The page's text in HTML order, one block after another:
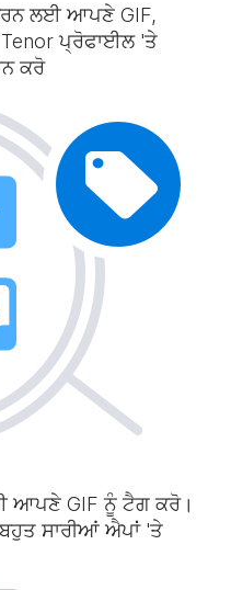
ਲਈ ਆਪਣੇ GIF,
ਪ੍ਰੋਫਾਈਲ 'ਤੇ
ਕਰੋ
ਆਪਣੇ GIF ਨੂੰ ਟੈਗ ਕਰੋ।
ਸਾਰੀਆਂ ਐਪਾਂ 'ਤੇ